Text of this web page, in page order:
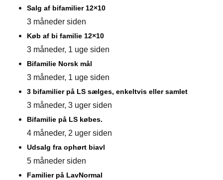
Salg af bifamilier 12×10
3 måneder siden
Køb af bi familie 12×10
3 måneder, 1 uge siden
Bifamilie Norsk mål
3 måneder, 1 uge siden
3 bifamilier på LS sælges, enkeltvis eller samlet
3 måneder, 3 uger siden
Bifamilie på LS købes.
4 måneder, 2 uger siden
Udsalg fra ophørt biavl
5 måneder siden
Familier på LavNormal